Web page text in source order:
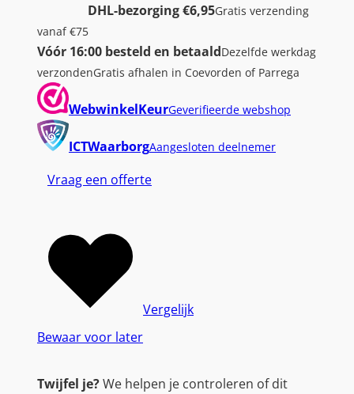
DHL-bezorging €6,95Gratis verzending
vanaf €75
Vóór 16:00 besteld en betaaldDezelfde werkdag
verzondenGratis afhalen in Coevorden of Parrega
WebwinkelKeurGeverifieerde webshop
ICTWaarborgAangesloten deelnemer
Vraag een offerte
Bewaar voor later
Vergelijk
Twijfel je?We helpen je controleren of dit